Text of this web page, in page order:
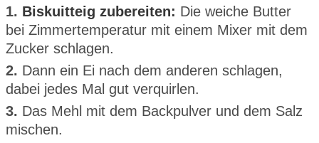
1. Biskuitteig zubereiten: Die weiche Butter
bei Zimmertemperatur mit einem Mixer mit dem
Zucker schlagen.
2. Dann ein Ei nach dem anderen schlagen,
dabei jedes Mal gut verquirlen.
3. Das Mehl mit dem Backpulver und dem Salz
mischen.